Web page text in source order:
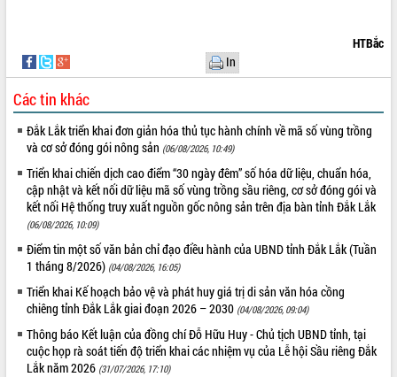
THỐNG KÊ TRUY CẬP
Hôm nay: 23109
Tất cả: 66035849
HTBắc
In
Các tin khác
Đắk Lắk triển khai đơn giản hóa thủ tục hành chính về mã số vùng trồng
và cơ sở đóng gói nông sản (06/08/2026, 10:49)
Triển khai chiến dịch cao điểm “30 ngày đêm” số hóa dữ liệu, chuẩn hóa,
cập nhật và kết nối dữ liệu mã số vùng trồng sầu riêng, cơ sở đóng gói và
kết nối Hệ thống truy xuất nguồn gốc nông sản trên địa bàn tỉnh Đắk Lắk
(06/08/2026, 10:09)
Điểm tin một số văn bản chỉ đạo điều hành của UBND tỉnh Đắk Lắk (Tuần
1 tháng 8/2026) (04/08/2026, 16:05)
Triển khai Kế hoạch bảo vệ và phát huy giá trị di sản văn hóa cồng
chiêng tỉnh Đắk Lắk giai đoạn 2026 – 2030 (04/08/2026, 09:04)
Thông báo Kết luận của đồng chí Đỗ Hữu Huy - Chủ tịch UBND tỉnh, tại
cuộc họp rà soát tiến độ triển khai các nhiệm vụ của Lễ hội Sầu riêng Đắk
Lắk năm 2026 (31/07/2026, 17:10)